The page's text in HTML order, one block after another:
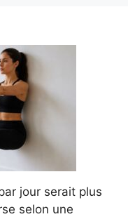
jour serait plus
selon une